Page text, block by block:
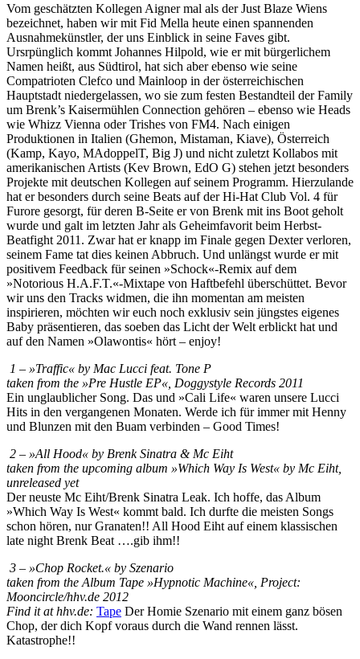
Vom geschätzten Kollegen Aigner mal als der Just Blaze Wiens
bezeichnet, haben wir mit Fid Mella heute einen spannenden
Ausnahmekünstler, der uns Einblick in seine Faves gibt.
Ursrpünglich kommt Johannes Hilpold, wie er mit bürgerlichem
Namen heißt, aus Südtirol, hat sich aber ebenso wie seine
Compatrioten Clefco und Mainloop in der österreichischen
Hauptstadt niedergelassen, wo sie zum festen Bestandteil der Family
um Brenk’s Kaisermühlen Connection gehören – ebenso wie Heads
wie Whizz Vienna oder Trishes von FM4. Nach einigen
Produktionen in Italien (Ghemon, Mistaman, Kiave), Österreich
(Kamp, Kayo, MAdoppelT, Big J) und nicht zuletzt Kollabos mit
amerikanischen Artists (Kev Brown, EdO G) stehen jetzt besonders
Projekte mit deutschen Kollegen auf seinem Programm. Hierzulande
hat er besonders durch seine Beats auf der Hi-Hat Club Vol. 4 für
Furore gesorgt, für deren B-Seite er von Brenk mit ins Boot geholt
wurde und galt im letzten Jahr als Geheimfavorit beim Herbst-
Beatfight 2011. Zwar hat er knapp im Finale gegen Dexter verloren,
seinem Fame tat dies keinen Abbruch. Und unlängst wurde er mit
positivem Feedback für seinen »Schock«-Remix auf dem
»Notorious H.A.F.T.«-Mixtape von Haftbefehl überschüttet. Bevor
wir uns den Tracks widmen, die ihn momentan am meisten
inspirieren, möchten wir euch noch exklusiv sein jüngstes eigenes
Baby präsentieren, das soeben das Licht der Welt erblickt hat und
auf den Namen »Olawontis« hört – enjoy!
1 – »Traffic« by Mac Lucci feat. Tone P
taken from the »Pre Hustle EP«, Doggystyle Records 2011
Ein unglaublicher Song. Das und »Cali Life« waren unsere Lucci
Hits in den vergangenen Monaten. Werde ich für immer mit Henny
und Blunzen mit den Buam verbinden – Good Times!
2 – »All Hood« by Brenk Sinatra & Mc Eiht
taken from the upcoming album »Which Way Is West« by Mc Eiht,
unreleased yet
Der neuste Mc Eiht/Brenk Sinatra Leak. Ich hoffe, das Album
»Which Way Is West« kommt bald. Ich durfte die meisten Songs
schon hören, nur Granaten!! All Hood Eiht auf einem klassischen
late night Brenk Beat ….gib ihm!!
3 – »Chop Rocket.« by Szenario
taken from the Album Tape »Hypnotic Machine«, Project:
Mooncircle/hhv.de 2012
Find it at hhv.de: Tape Der Homie Szenario mit einem ganz bösen
Chop, der dich Kopf voraus durch die Wand rennen lässt.
Katastrophe!!